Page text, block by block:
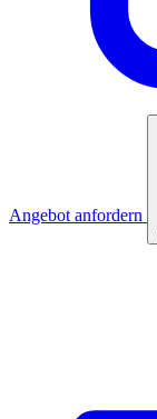
Angebot anfordern